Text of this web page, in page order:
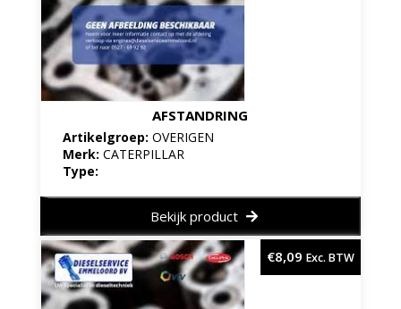
AFSTANDRING
Artikelgroep: OVERIGEN
Merk: CATERPILLAR
Type:
Bekijk product
€8,09 Exc. BTW